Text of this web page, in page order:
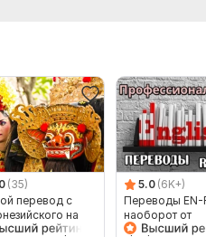
(35)
перевод с
на
и наоборот
5.0 (6K+)
Переводы EN-
наоборот от